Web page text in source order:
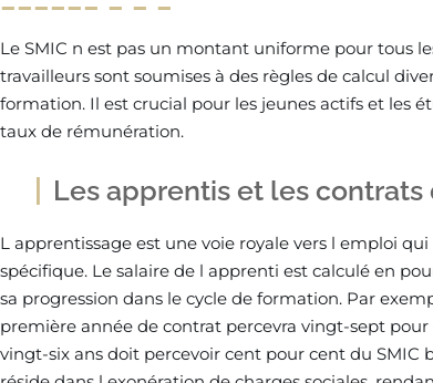
Le SMIC n est pas un montant uniforme pour tous
travailleurs sont soumises à des règles de calcul
formation. Il est crucial pour les jeunes actifs et les
taux de rémunération.
Les apprentis et les
L apprentissage est une voie royale vers l emploi
spécifique. Le salaire de l apprenti est calculé en
sa progression dans le cycle de formation. Par
première année de contrat percevra vingt-sept
vingt-six ans doit percevoir cent pour cent du SMIC